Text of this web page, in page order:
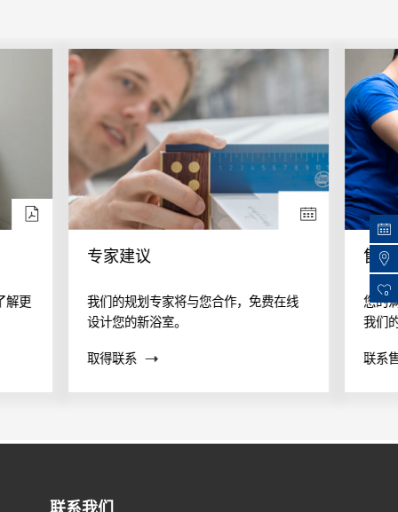
0
解更
专家建议
我们的规划专家将与您合作，免费在线
设计您的新浴室。
取得联系
售
您的
我们
帮助
联系
联系我们